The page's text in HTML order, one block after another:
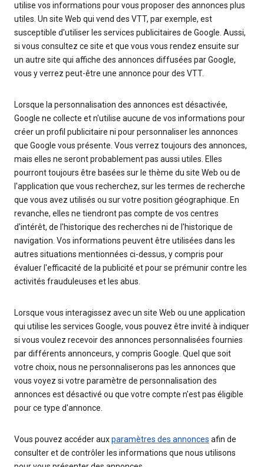
utilise vos informations pour vous proposer des annonces plus
utiles. Un site Web qui vend des VTT, par exemple, est
susceptible d'utiliser les services publicitaires de Google. Aussi,
si vous consultez ce site et que vous vous rendez ensuite sur
un autre site qui affiche des annonces diffusées par Google,
vous y verrez peut-être une annonce pour des VTT.
Lorsque la personnalisation des annonces est désactivée,
Google ne collecte et n'utilise aucune de vos informations pour
créer un profil publicitaire ni pour personnaliser les annonces
que Google vous présente. Vous verrez toujours des annonces,
mais elles ne seront probablement pas aussi utiles. Elles
pourront toujours être basées sur le thème du site Web ou de
l'application que vous recherchez, sur les termes de recherche
que vous avez utilisés ou sur votre position géographique. En
revanche, elles ne tiendront pas compte de vos centres
d'intérêt, de l'historique des recherches ni de l'historique de
navigation. Vos informations peuvent être utilisées dans les
autres situations mentionnées ci-dessus, y compris pour
évaluer l'efficacité de la publicité et pour se prémunir contre les
activités frauduleuses et les abus.
Lorsque vous interagissez avec un site Web ou une application
qui utilise les services Google, vous pouvez être invité à indiquer
si vous voulez recevoir des annonces personnalisées fournies
par différents annonceurs, y compris Google. Quel que soit
votre choix, nous ne personnaliserons pas les annonces que
vous voyez si votre paramètre de personnalisation des
annonces est désactivé ou que votre compte n'est pas éligible
pour ce type d'annonce.
Vous pouvez accéder auxparamètres des annonces afin de
consulter et de contrôler les informations que nous utilisons